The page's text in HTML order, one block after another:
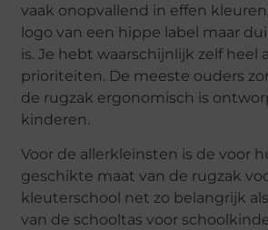
vaak onopvallend in effen
logo van een hippe label maar
is. Je hebt waarschijnlijk zelf heel
prioriteiten. De meeste ouders
de rugzak ergonomisch is
kinderen.
Voor de allerkleinsten is de voor
geschikte maat van de rugzak
kleuterschool net zo belangrijk
van de schooltas voor